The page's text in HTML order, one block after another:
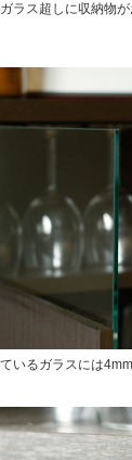
ラス超しに収納物
いるガラスには